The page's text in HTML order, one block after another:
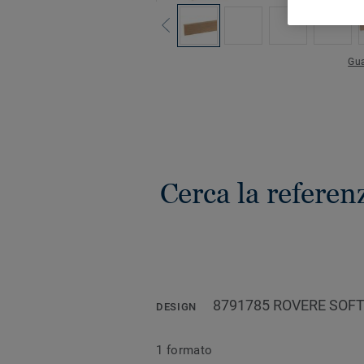
Cerca la
DESIGN 8791785 ROVERE
1 formato